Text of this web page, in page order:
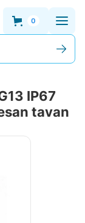
0
IP67
tavan